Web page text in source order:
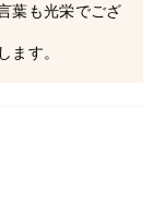
葉も光栄でござ
ます。